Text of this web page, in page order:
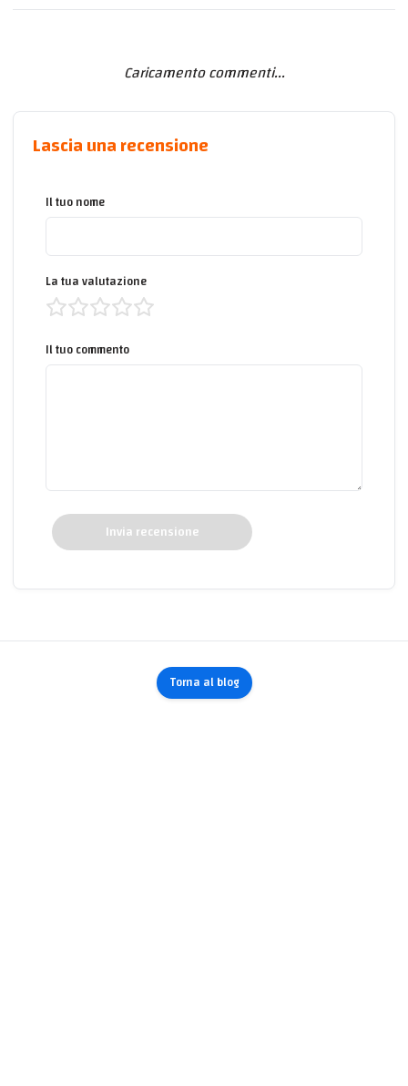
Caricamento commenti...
Lascia una recensione
Il tuo nome
La tua valutazione
Il tuo commento
Invia recensione
Torna al blog